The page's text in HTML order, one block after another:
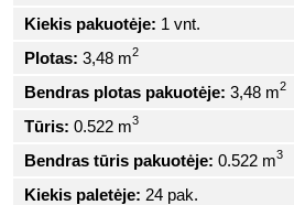
Kiekis pakuotėje: 1 vnt.
Plotas: 3,48 m2
Bendras plotas pakuotėje: 3,48 m2
Tūris: 0.522 m3
Bendras tūris pakuotėje: 0.522 m3
Kiekis paletėje: 24 pak.